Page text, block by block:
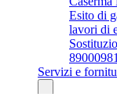
Esito di
lavori di
Servizi e